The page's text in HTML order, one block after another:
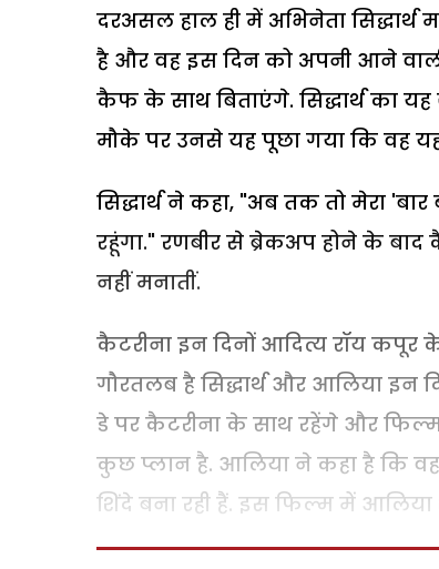
दरअसल हाल ही में अभिनेता सिद्धार्थ
है और वह इस दिन को अपनी आने
कैफ के साथ बिताएंगे. सिद्धार्थ का
मौके पर उनसे यह पूछा गया कि वह
सिद्धार्थ ने कहा, "अब तक तो मेरा
रहूंगा." रणबीर से ब्रेकअप होने के
नहीं मनातीं.
कैटरीना इन दिनों आदित्य रॉय
गौरतलब है सिद्धार्थ और आलिया इन
डे पर कैटरीना के साथ रहेंगे और फिल्म
कुछ प्लान है. आलिया ने कहा है कि वह
शिंदे बना रही हैं. इस फिल्म में